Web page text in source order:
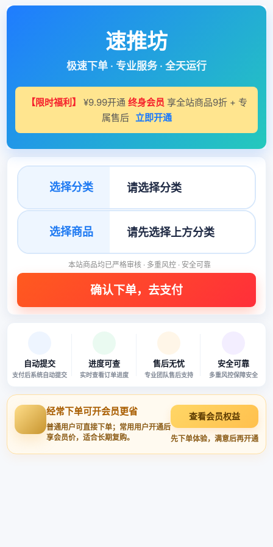
速推坊
极速下单 · 专业服务 · 全天运行
【限时福利】 ¥9.99开通 终身会员 享全站商品9折 + 专
属售后 立即开通
选择分类
选择商品
本站商品均已严格审核 · 多重风控 · 安全可靠
自动提交
支付后系统自动提交
进度可查
实时查看订单进度
售后无忧
专业团队售后支持
安全可靠
多重风控保障安全
经常下单可开会员更省
普通用户可直接下单；常用用户开通后
享会员价，适合长期复购。
查看会员权益
先下单体验，满意后再开通